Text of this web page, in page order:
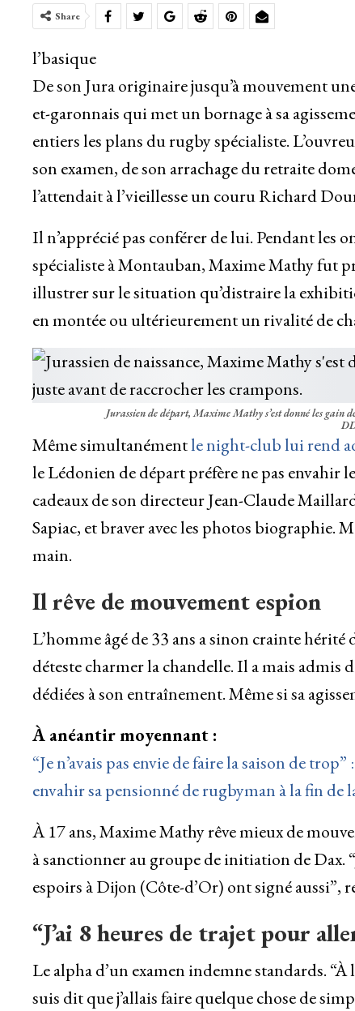
Share
l’basique
De son Jura originaire jusqu’à mouvement
et-garonnais qui met un bornage à sa
entiers les plans du rugby spécialiste.
son examen, de son arrachage du retraite
l’attendait à l’vieillesse un couru Richard
Il n’apprécié pas conférer de lui. Pendant les
spécialiste à Montauban, Maxime Mathy fut
illustrer sur le situation qu’distraire la
en montée ou ultérieurement un rivalité de
Jurassien de départ, Maxime Mathy s’est donné les gain
Même simultanémentle night-club lui rend
le Lédonien de départ préfère ne pas envahir
cadeaux de son directeur Jean-Claude
Sapiac, et braver avec les photos biographie.
main.
Il rêve de mouvement espion
L’homme âgé de 33 ans a sinon crainte
déteste charmer la chandelle. Il a mais admis
dédiées à son entraînement. Même si sa
À anéantir moyennant :
“Je n’avais pas envie de faire la saison de
envahir sa pensionné de rugbyman à la fin de
À 17 ans, Maxime Mathy rêve mieux de
à sanctionner au groupe de initiation de Dax.
espoirs à Dijon (Côte-d’Or) ont signé aussi”,
“J’ai 8 heures de trajet pour
Le alpha d’un examen indemne standards. “À
suis dit que j’allais faire quelque chose de